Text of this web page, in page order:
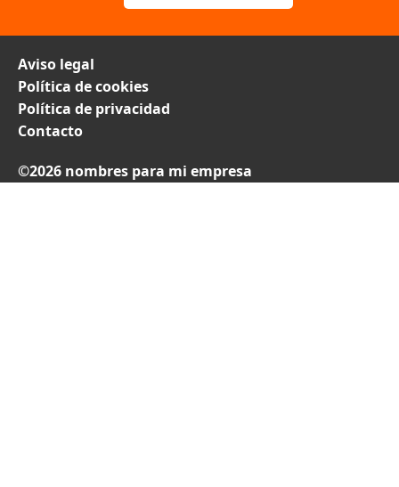
Aviso legal
Política de cookies
Política de privacidad
Contacto
©2026 nombres para mi empresa